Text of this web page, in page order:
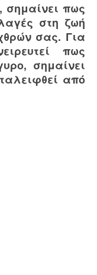
σημαίνει πως
στη ζωή
σας. Για
πως
σημαίνει
από